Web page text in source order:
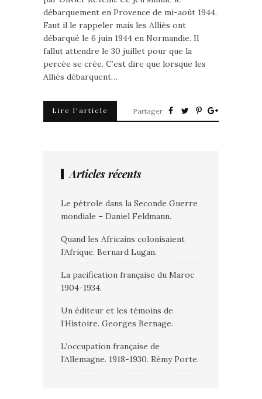
débarquement en Provence de mi-août 1944.
Faut il le rappeler mais les Alliés ont
débarqué le 6 juin 1944 en Normandie. Il
fallut attendre le 30 juillet pour que la
percée se crée. C’est dire que lorsque les
Alliés débarquent…
Lire l'article Partager
Articles récents
Le pétrole dans la Seconde Guerre
mondiale – Daniel Feldmann.
Quand les Africains colonisaient
l’Afrique. Bernard Lugan.
La pacification française du Maroc
1904-1934.
Un éditeur et les témoins de
l’Histoire. Georges Bernage.
L’occupation française de
l’Allemagne. 1918-1930. Rémy Porte.